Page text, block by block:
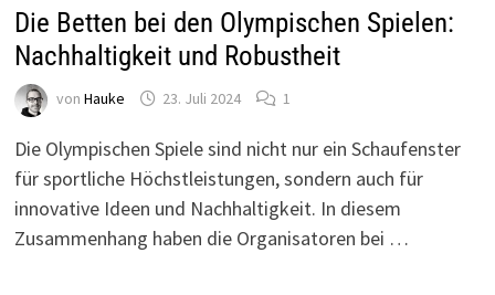
Die Betten bei den Olympischen Spielen:
Nachhaltigkeit und Robustheit
von Hauke 23. Juli 2024 1
Die Olympischen Spiele sind nicht nur ein Schaufenster
für sportliche Höchstleistungen, sondern auch für
innovative Ideen und Nachhaltigkeit. In diesem
Zusammenhang haben die Organisatoren bei …